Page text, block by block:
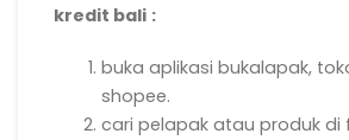
kredit bali :
buka aplikasi bukalapak,
shopee.
cari pelapak atau produk di